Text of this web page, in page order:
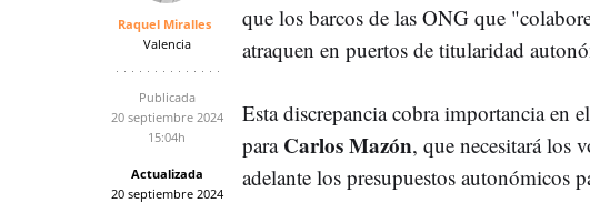
Raquel Miralles
Valencia
Publicada
20 septiembre 2024
15:04h
Actualizada
20 septiembre 2024
que los barcos de las ONG que
atraquen en puertos de titularidad
Esta discrepancia cobra importancia en
para Carlos Mazón, que necesitará los
adelante los presupuestos autonómicos